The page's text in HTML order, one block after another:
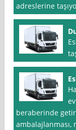
adreslerine
beraberinde
ambalajlanması,